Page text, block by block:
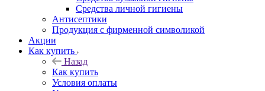
Средства личной гигиены
Антисептики
Продукция с фирменной символикой
Акции
Как купить
Назад
Как купить
Условия оплаты